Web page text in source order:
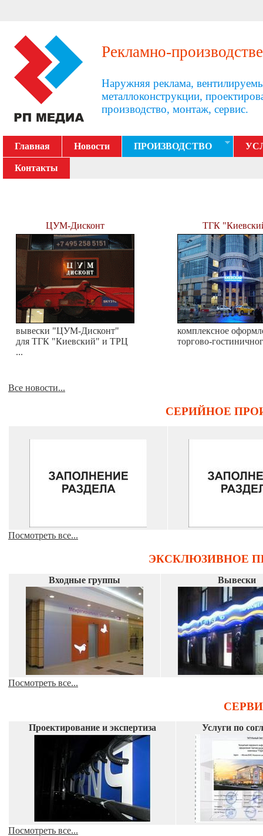
Рекламно-
Наружняя реклама,
металлоконструкции,
производство, монтаж, сервис.
Главная Новости ПРОИЗВОДСТВО
Контакты
ЦУМ-Дисконт
вывески "ЦУМ-Дисконт"
для ТГК "Киевский" и ТРЦ
...
ТГК
комплексное
торгово-
Все новости...
СЕРИЙНОЕ
Посмотреть все...
ЭКСКЛЮЗИВНОЕ
Входные группы Вывески
Посмотреть все...
Проектирование и экспертиза Услуги по
Посмотреть все...